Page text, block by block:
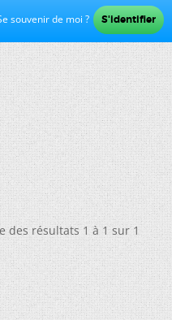
souvenir de moi ?
des résultats 1 à 1 sur 1